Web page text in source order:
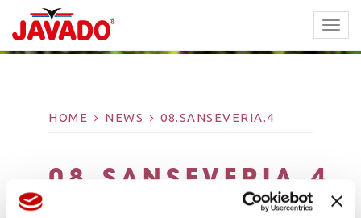
HOME NEWS 08.SANSEVERIA.4
08.SANSEVERIA.4